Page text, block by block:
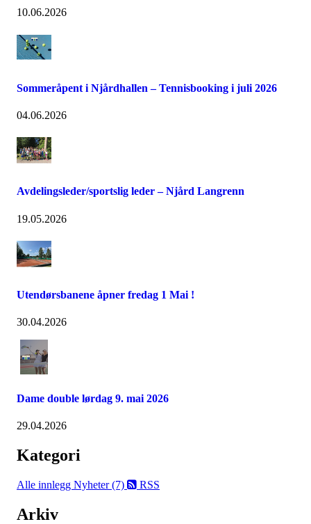
10.06.2026
Sommeråpent i Njårdhallen – Tennisbooking i juli 2026
04.06.2026
Avdelingsleder/sportslig leder – Njård Langrenn
19.05.2026
Utendørsbanene åpner fredag 1 Mai !
30.04.2026
Dame double lørdag 9. mai 2026
29.04.2026
Kategori
Alle innlegg Nyheter (7) RSS
Arkiv